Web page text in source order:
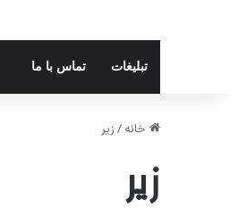
تبلیغات تماس با ما
خانه / زیر
زیر